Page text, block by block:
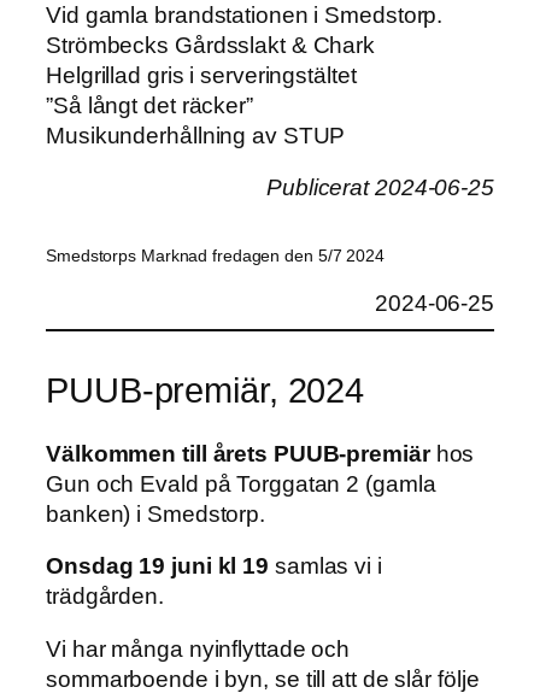
Vid gamla brandstationen i Smedstorp.
Strömbecks Gårdsslakt & Chark
Helgrillad gris i serveringstältet
”Så långt det räcker”
Musikunderhållning av STUP
Publicerat 2024-06-25
Smedstorps Marknad fredagen den 5/7 2024
2024-06-25
PUUB-premiär, 2024
Välkommen till årets PUUB-premiärhos
Gun och Evald på Torggatan 2 (gamla
banken) i Smedstorp.
Onsdag 19 juni kl 19 samlas vi i
trädgården.
Vi har många nyinflyttade och
sommarboende i byn, se till att de slår följe